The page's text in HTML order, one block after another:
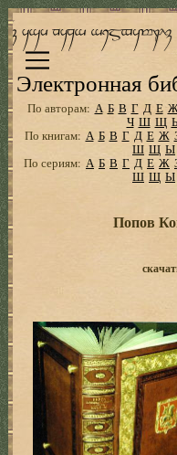
Электронная
По авторам: А Б В Г Д Е
Ч Ш Щ
По книгам: А Б В Г Д Е Ж
Ш Щ Ы
По сериям: А Б В Г Д Е Ж
Ш Щ Ы
Попов